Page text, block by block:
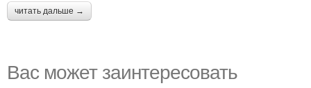
читать дальше →
Вас может заинтересовать